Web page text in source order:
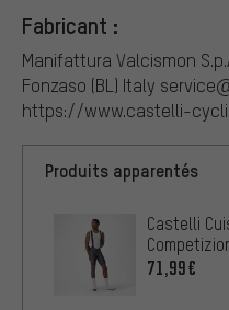
Fabricant :
Manifattura Valcismon
Fonzaso (BL) Italy
https://www.castelli-
Produits apparentés
Castelli
71,99€